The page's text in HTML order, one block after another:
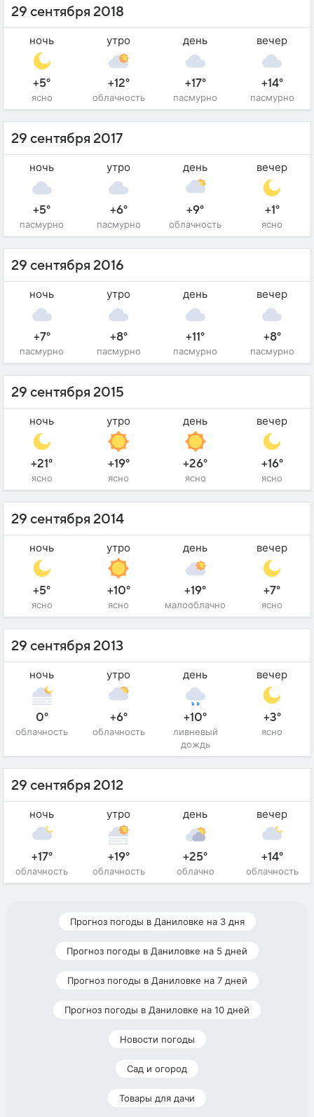
29 сентября 2018
ночь
+5°
ясно
утро
+12°
облачность
день
+17°
пасмурно
вечер
+14°
пасмурно
29 сентября 2017
ночь
+5°
пасмурно
утро
+6°
пасмурно
день
+9°
облачность
вечер
+1°
ясно
29 сентября 2016
ночь
+7°
пасмурно
утро
+8°
пасмурно
день
+11°
пасмурно
вечер
+8°
пасмурно
29 сентября 2015
ночь
+21°
ясно
утро
+19°
ясно
день
+26°
ясно
вечер
+16°
ясно
29 сентября 2014
ночь
+5°
ясно
утро
+10°
ясно
день
+19°
малооблачно
вечер
+7°
ясно
29 сентября 2013
ночь
0°
облачность
утро
+6°
облачность
день
+10°
ливневый
дождь
вечер
+3°
ясно
29 сентября 2012
ночь
+17°
облачность
утро
+19°
облачность
день
+25°
облачно
вечер
+14°
облачность
Прогноз погоды в Даниловке на 3 дня
Прогноз погоды в Даниловке на 5 дней
Прогноз погоды в Даниловке на 7 дней
Прогноз погоды в Даниловке на 10 дней
Новости погоды
Сад и огород
Товары для дачи